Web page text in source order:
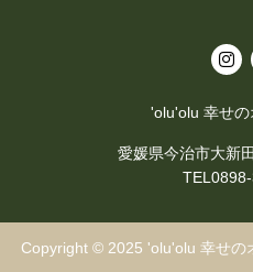
'olu'olu 幸せ
愛媛県今治市大新
Copyright © 2025 'olu'olu 幸せの